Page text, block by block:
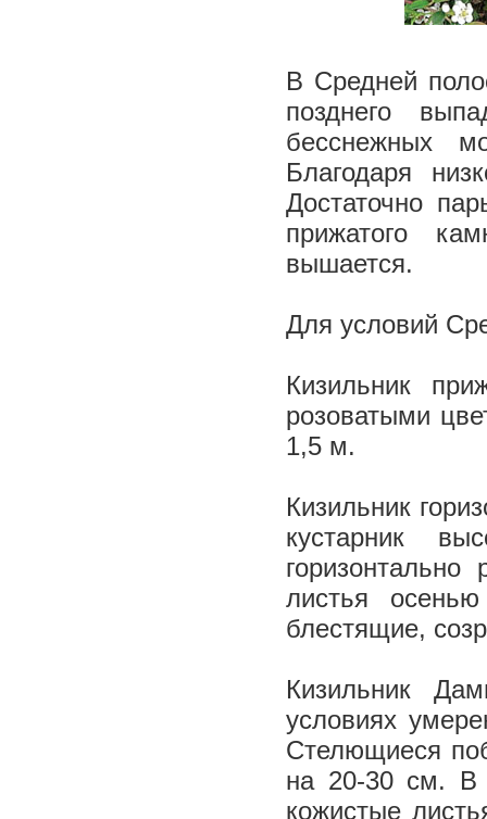
В Средней
позднего
бесснежных
Благодаря
Достаточно
прижатого
вышается.
Для условий
Кизильник
розоватыми
1,5 м.
Кизильник
кустарник
листья
блестящие,
Кизильник
условиях
Стелющиеся
на 20-30 см. В
кожистые